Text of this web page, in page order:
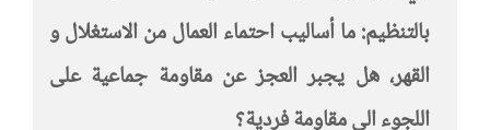
بالتنظيم: ما أساليب احتماء العمال من الاستغلال و
القهر، هل يجبر العجز عن مقاومة جماعية على
اللجوء الى مقاومة فردية؟